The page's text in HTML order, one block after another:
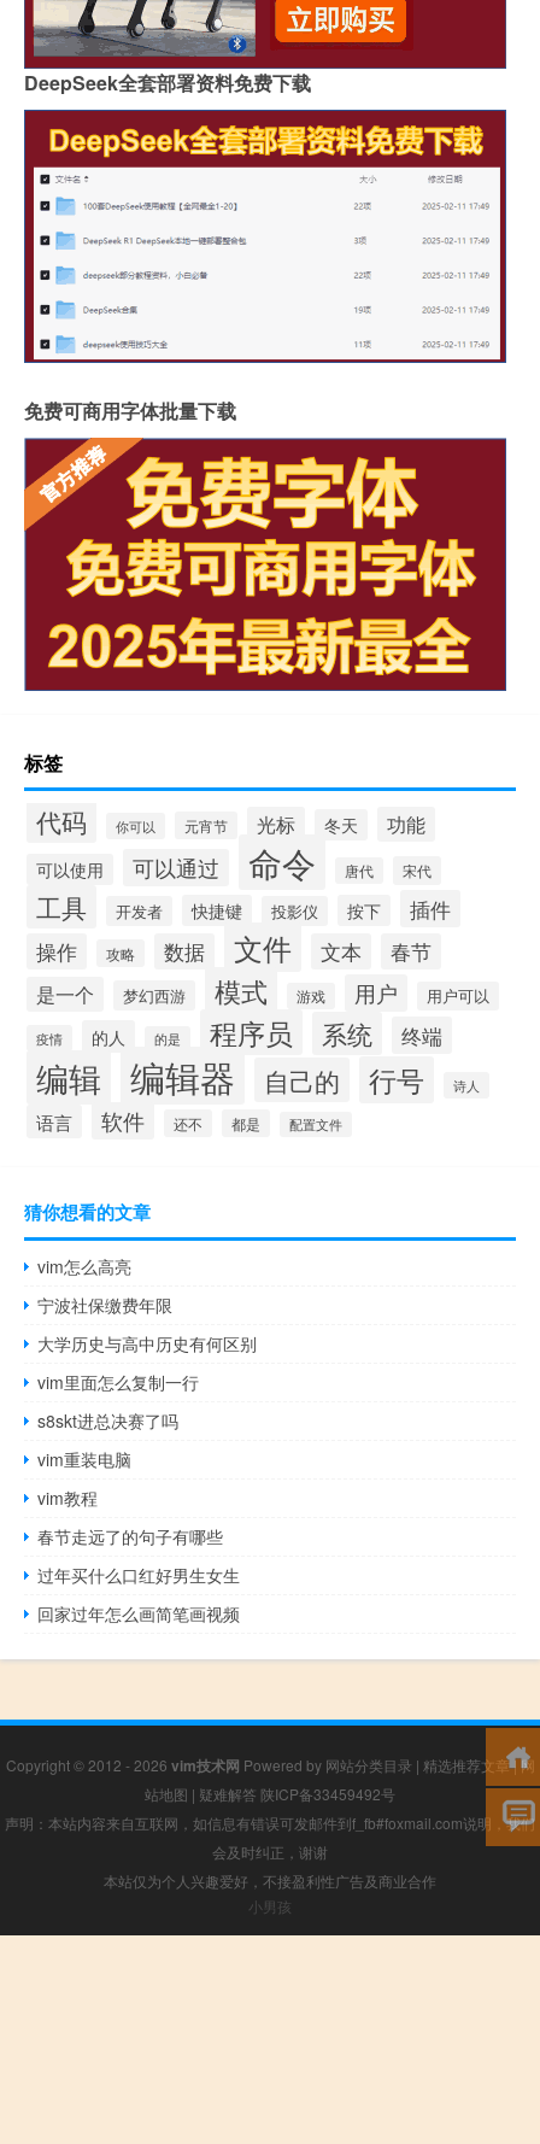
DeepSeek全套部署资料免费下载
免费可商用字体批量下载
标签
代码 你可以 元宵节 光标 冬天 功能
可以使用 可以通过 命令 唐代 宋代
工具 开发者 快捷键 投影仪 按下 插件
操作 攻略 数据 文件 文本 春节
是一个 梦幻西游 模式 游戏 用户 用户可以
疫情 的人 的是 程序员 系统 终端
编辑 编辑器 自己的 行号 诗人
语言 软件 还不 都是 配置文件
猜你想看的文章
vim怎么高亮
宁波社保缴费年限
大学历史与高中历史有何区别
vim里面怎么复制一行
s8skt进总决赛了吗
vim重装电脑
vim教程
春节走远了的句子有哪些
过年买什么口红好男生女生
回家过年怎么画简笔画视频
Copyright © 2012 - 2026 vim技术网 Powered by 网站分类目录 | 精选推荐文章|网
站地图 | 疑难解答 陕ICP备33459492号
声明：本站内容来自互联网，如信息有错误可发邮件到f_fb#foxmail.com说明，我们
会及时纠正，谢谢
本站仅为个人兴趣爱好，不接盈利性广告及商业合作
小男孩